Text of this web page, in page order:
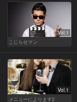
Vol.1
こじらせマン
Vol.1
メニューによります2